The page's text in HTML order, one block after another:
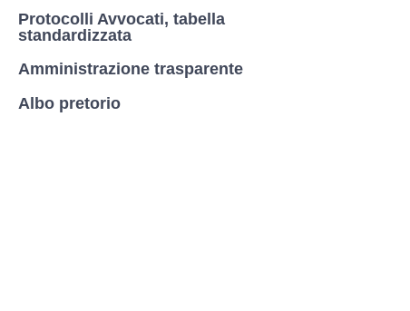
Protocolli Avvocati, tabella
standardizzata
Amministrazione trasparente
Albo pretorio